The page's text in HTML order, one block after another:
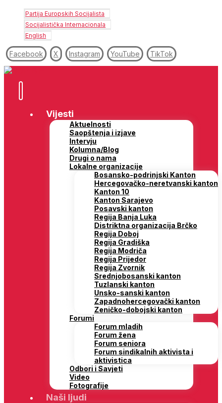
Partija Europskih Socijalista
Socijalistička Internacionala
English
Facebook X Instagram YouTube TikTok
Vijesti
Aktuelnosti
Saopštenja i izjave
Intervju
Kolumna/Blog
Drugi o nama
Lokalne organizacije
Bosansko-podrinjski Kanton
Hercegovačko-neretvanski kanton
Kanton 10
Kanton Sarajevo
Posavski kanton
Regija Banja Luka
Distriktna organizacija Brčko
Regija Doboj
Regija Gradiška
Regija Modriča
Regija Prijedor
Regija Zvornik
Srednjobosanski kanton
Tuzlanski kanton
Unsko-sanski kanton
Zapadnohercegovački kanton
Zeničko-dobojski kanton
Forumi
Forum mladih
Forum žena
Forum seniora
Forum sindikalnih aktivista i
aktivistica
Odbori i Savjeti
Video
Fotografije
Naši ljudi